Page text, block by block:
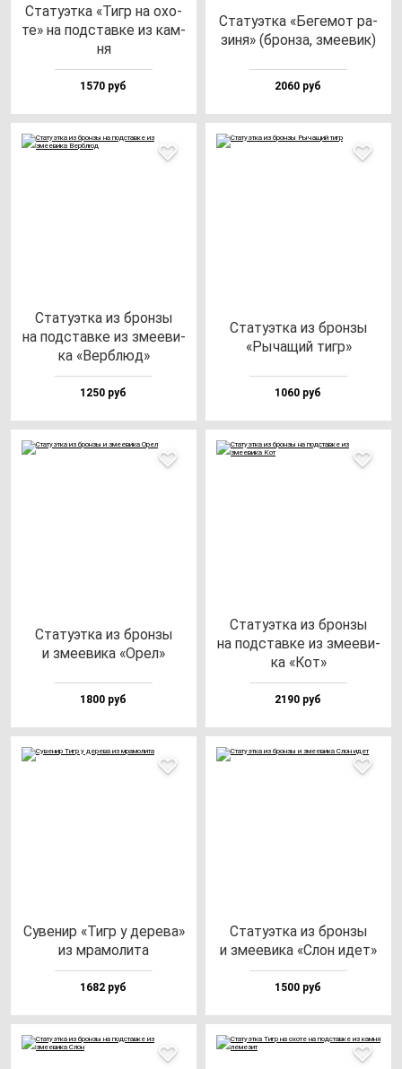
Ста­ту­эт­ка «Тигр на охо­
те» на под­став­ке из кам­
ня
1570 руб
Ста­ту­эт­ка «Беге­мот ра­
зи­ня» (брон­за, зме­евик)
2060 руб
Ста­ту­эт­ка из брон­зы
на под­став­ке из зме­еви­
ка «Вер­блюд»
1250 руб
Ста­ту­эт­ка из брон­зы
«Рыча­щий тигр»
1060 руб
Ста­ту­эт­ка из брон­зы
и зме­еви­ка «Орел»
1800 руб
Ста­ту­эт­ка из брон­зы
на под­став­ке из зме­еви­
ка «Кот»
2190 руб
Суве­нир «Тигр у де­ре­ва»
из мра­мо­ли­та
1682 руб
Ста­ту­эт­ка из брон­зы
и зме­еви­ка «Слон идет»
1500 руб